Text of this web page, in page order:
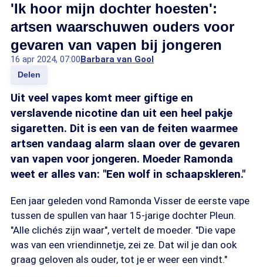
'Ik hoor mijn dochter hoesten':
artsen waarschuwen ouders voor
gevaren van vapen bij jongeren
16 apr 2024, 07:00Barbara van Gool
Delen
Uit veel vapes komt meer giftige en
verslavende nicotine dan uit een heel pakje
sigaretten. Dit is een van de feiten waarmee
artsen vandaag alarm slaan over de gevaren
van vapen voor jongeren. Moeder Ramonda
weet er alles van: "Een wolf in schaapskleren."
Een jaar geleden vond Ramonda Visser de eerste vape
tussen de spullen van haar 15-jarige dochter Pleun.
"Alle clichés zijn waar", vertelt de moeder. "Die vape
was van een vriendinnetje, zei ze. Dat wil je dan ook
graag geloven als ouder, tot je er weer een vindt."